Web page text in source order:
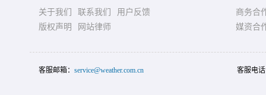
关于我们 联系我们
用户反馈
版权声明
网站律师
商务合
媒资合
客服邮箱： service@weather.com.cn 客服电